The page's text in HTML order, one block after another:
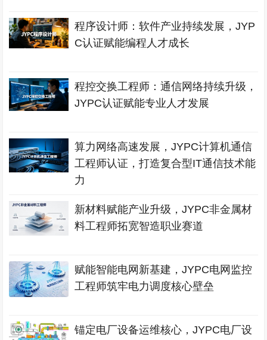
程序设计师：软件产业持续发展，JYP
C认证赋能编程人才成长
程控交换工程师：通信网络持续升级，
JYPC认证赋能专业人才发展
算力网络高速发展，JYPC计算机通信
工程师认证，打造复合型IT通信技术能
力
新材料赋能产业升级，JYPC非金属材
料工程师拓宽智造职业赛道
赋能智能电网新基建，JYPC电网监控
工程师筑牢电力调度核心壁垒
锚定电厂设备运维核心，JYPC电厂设